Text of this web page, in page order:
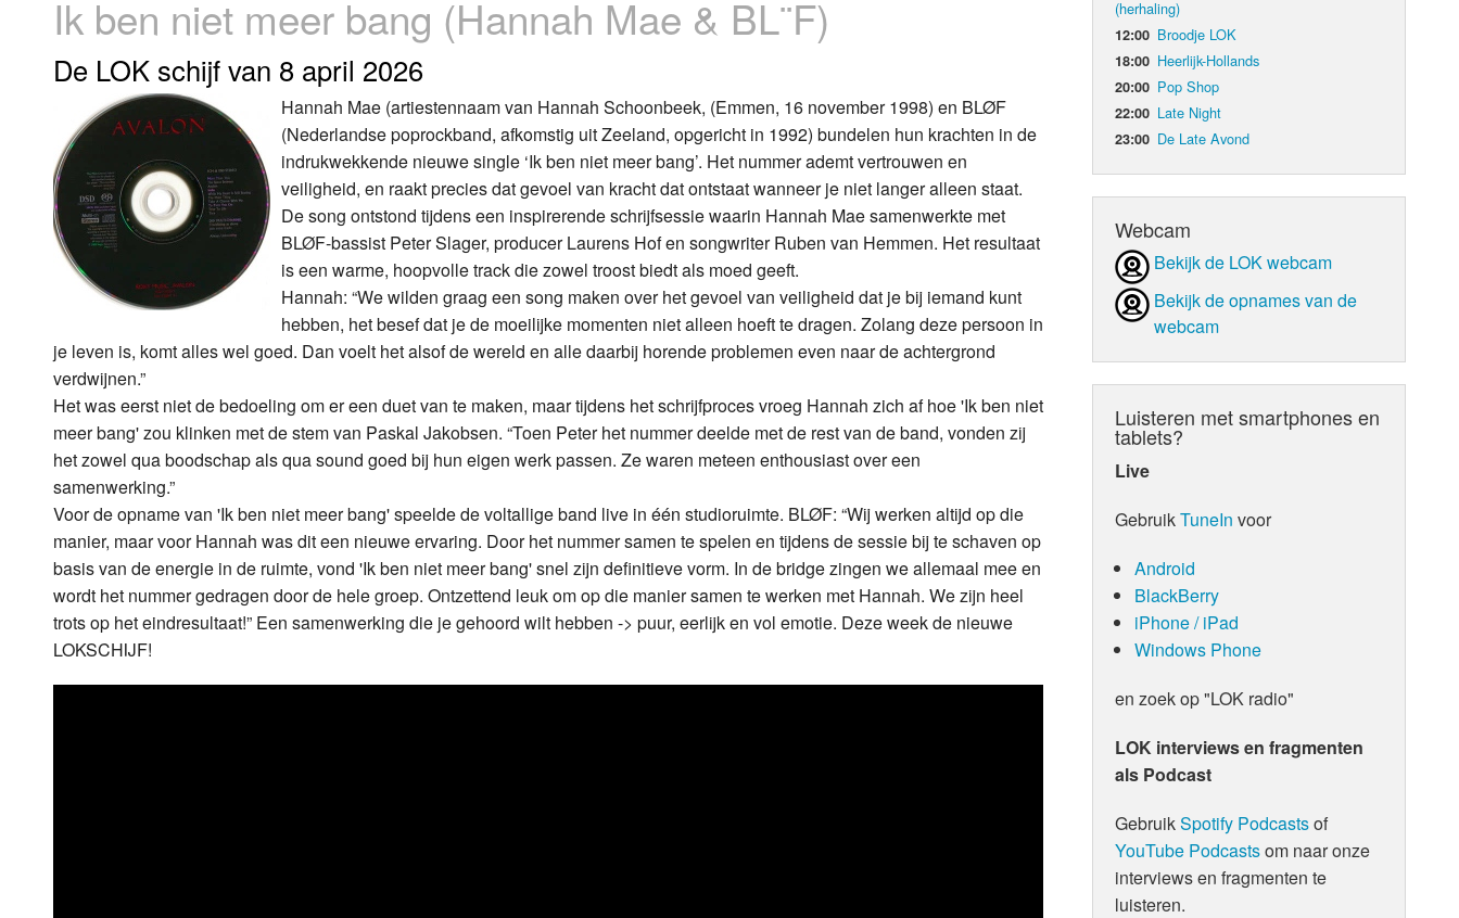
Donderdag
Vrijdag
Zaterdag
Zondag
Luister LOK Live
LOK schijf
Oude LOK programma's
Programmabeleid Bepalend Orgaan
Over Krimpen a/d IJssel
Ik ben niet meer bang (Hannah Mae & BL¨F)
De LOK schijf van 8 april 2026
Hannah Mae (artiestennaam van Hannah Schoonbeek, (Emmen, 16 november 1998) en BLØF
(Nederlandse poprockband, afkomstig uit Zeeland, opgericht in 1992) bundelen hun krachten in de
indrukwekkende nieuwe single ‘Ik ben niet meer bang’. Het nummer ademt vertrouwen en
veiligheid, en raakt precies dat gevoel van kracht dat ontstaat wanneer je niet langer alleen staat.
De song ontstond tijdens een inspirerende schrijfsessie waarin Hannah Mae samenwerkte met
BLØF‑bassist Peter Slager, producer Laurens Hof en songwriter Ruben van Hemmen. Het resultaat
is een warme, hoopvolle track die zowel troost biedt als moed geeft.
Hannah: “We wilden graag een song maken over het gevoel van veiligheid dat je bij iemand kunt
hebben, het besef dat je de moeilijke momenten niet alleen hoeft te dragen. Zolang deze persoon in
je leven is, komt alles wel goed. Dan voelt het alsof de wereld en alle daarbij horende problemen even naar de achtergrond
verdwijnen.”
Het was eerst niet de bedoeling om er een duet van te maken, maar tijdens het schrijfproces vroeg Hannah zich af hoe 'Ik ben niet
meer bang' zou klinken met de stem van Paskal Jakobsen. “Toen Peter het nummer deelde met de rest van de band, vonden zij
het zowel qua boodschap als qua sound goed bij hun eigen werk passen. Ze waren meteen enthousiast over een
samenwerking.”
Voor de opname van 'Ik ben niet meer bang' speelde de voltallige band live in één studioruimte. BLØF: “Wij werken altijd op die
manier, maar voor Hannah was dit een nieuwe ervaring. Door het nummer samen te spelen en tijdens de sessie bij te schaven op
basis van de energie in de ruimte, vond 'Ik ben niet meer bang' snel zijn definitieve vorm. In de bridge zingen we allemaal mee en
wordt het nummer gedragen door de hele groep. Ontzettend leuk om op die manier samen te werken met Hannah. We zijn heel
trots op het eindresultaat!” Een samenwerking die je gehoord wilt hebben -> puur, eerlijk en vol emotie. Deze week de nieuwe
LOKSCHIJF!
(herhaling)
12:00 Broodje LOK
18:00 Heerlijk-Hollands
20:00 Pop Shop
22:00 Late Night
23:00 De Late Avond
Webcam
Bekijk de LOK webcam
Bekijk de opnames van de
webcam
Luisteren met smartphones en
tablets?
Live
GebruikTuneIn voor
Android
BlackBerry
iPhone / iPad
Windows Phone
en zoek op "LOK radio"
LOK interviews en fragmenten
als Podcast
GebruikSpotify Podcastsof
YouTube Podcastsom naar onze
interviews en fragmenten te
luisteren.